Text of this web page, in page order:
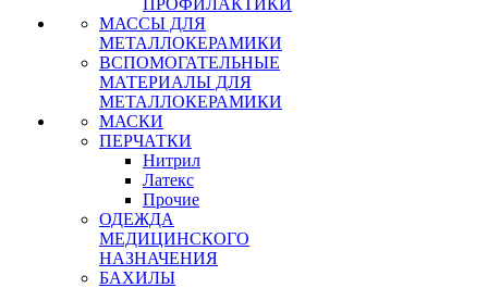
ПРОФИЛАКТИКИ
МАССЫ ДЛЯ
МЕТАЛЛОКЕРАМИКИ
ВСПОМОГАТЕЛЬНЫЕ
МАТЕРИАЛЫ ДЛЯ
МЕТАЛЛОКЕРАМИКИ
МАСКИ
ПЕРЧАТКИ
Нитрил
Латекс
Прочие
ОДЕЖДА
МЕДИЦИНСКОГО
НАЗНАЧЕНИЯ
БАХИЛЫ